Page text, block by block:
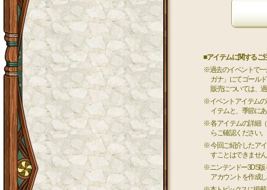
■アイテムに関するご
※過去のイベントで一
ガナ」にてゴール
販売については、
※イベントアイテムの
イテムと、季節に
※ 各アイテムの詳細
らご確認ください。
※ 今回ご紹介したア
すことはできませ
※ニンテンドー3DS版
アカウントを作成